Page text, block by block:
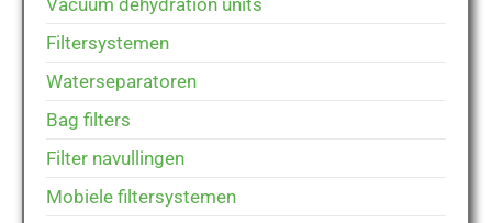
Vacuüm dehydration units
Filtersystemen
Waterseparatoren
Bag filters
Filter navullingen
Mobiele filtersystemen